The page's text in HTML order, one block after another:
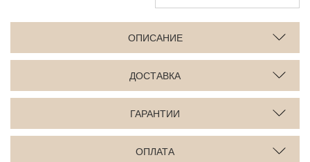
ОПИСАНИЕ
ДОСТАВКА
ГАРАНТИИ
ОПЛАТА